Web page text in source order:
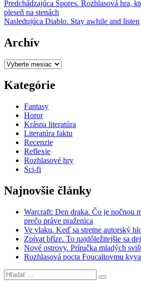
Navigácia
v
Predchádzajúca Predchádzajúci
článok:
Spores. Rozhlasová hra,
pleseň na stenách
Nasledujúca Ďalší
Diablo. Stay awhile and listen
Archív
Archív
Kategórie
Fantasy
Horor
Krásna literatúra
Literatúra faktu
Recenzie
Reflexie
Rozhlasové hry
Sci-fi
Najnovšie články
Warcraft: Den draka. Čo je nočnou
prečo práve praženica
Ve vlaku. Keď sa stretne autorský
Zpívat bříze. To najdôležitejšie sa
Nové ostrovy. Príručka mladých
Rozhlasová pocta Foucaltovmu
Hľadať:
Vyhľadávanie